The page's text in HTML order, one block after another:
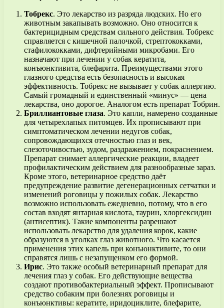
Тобрекс. Это лекарство из разряда людских. Но его
животным закапывать возможно. Оно относится к
бактерицидным средствам сильного действия. Тобрекс
справляется с кишечной палочкой, стрептококками,
стафилококками, дифтерийными микробами. Его
назначают при лечении у собак кератита,
конъюнктивита, блефарита. Преимуществами этого
глазного средства есть безопасность и высокая
эффективность. Тобрекс не вызывает у собак аллергию.
Самый громадный и единственный «минус» — цена
лекарства, оно дорогое. Аналогом есть препарат Тобрин.
Бриллиантовые глаза. Это капли, намерено созданные
для четырехлапых питомцев. Их прописывают при
симптоматическом лечении недугов собак,
сопровождающихся отечностью глаз и век,
слезоточивостью, зудом, раздражением, покраснением.
Препарат снимает аллергические реакции, владеет
профилактическим действием для разнообразные зараз.
Кроме этого, ветеринарное средство даёт
предупреждение развитие дегенерационных сетчатки и
изменений роговицы у пожилых собак. Лекарство
возможно использовать ежедневно, потому, что в его
состав входят янтарная кислота, таурин, хлоргексидин
(антисептик). Такие компоненты разрешают
использовать лекарство для удаления корок, какие
образуются в уголках глаз животного. Что касается
применения этих капель при конъюнктивите, то они
справятся лишь с незапущенком его формой.
Ирис. Это также особый ветеринарный препарат для
лечения глаз у собак. Его действующие вещества
создают противобактериальный эффект. Прописывают
средство собаким при болезнях роговицы и
конъюнктивы: кератите, иридоциклите, блефарите,